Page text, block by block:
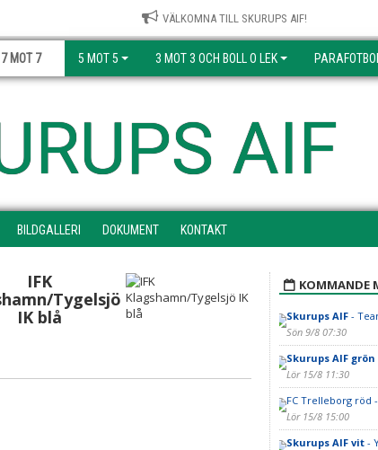
VÄLKOMNA TILL SKURUPS AIF!
7 MOT 7 5 MOT 5 3 MOT 3 OCH BOLL O LEK
AIF
BILDGALLERI DOKUMENT KONTAKT
IFK
Tygelsjö
IK blå
KOMMANDE
Skurups AIF-
Sön 9/8 07:30
Skurups AIF grön
Lör 15/8 11:30
FC Trelleborg röd -
Lör 15/8 15:00
Skurups AIF vit-